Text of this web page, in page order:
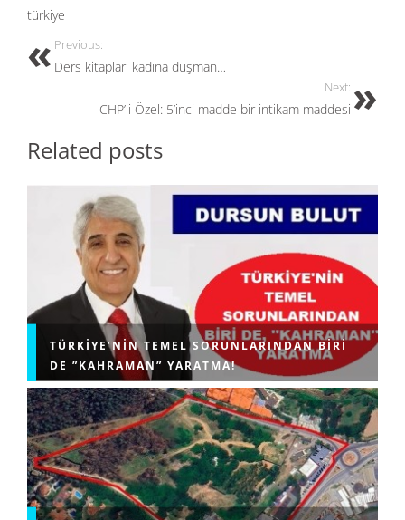
o
o
k
n
türkiye
Previous:
Ders kitapları kadına düşman…
Next:
CHP’li Özel: 5’inci madde bir intikam maddesi
Related posts
TÜRKIYE’NIN TEMEL SORUNLARINDAN BIRI
DE ”KAHRAMAN” YARATMA!